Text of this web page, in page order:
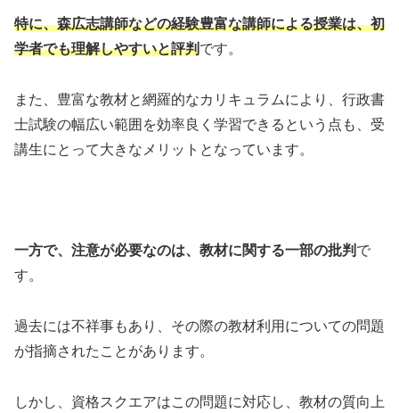
特に、森広志講師などの経験豊富な講師による授業は、初
学者でも理解しやすいと評判です。
また、豊富な教材と網羅的なカリキュラムにより、行政書
士試験の幅広い範囲を効率良く学習できるという点も、受
講生にとって大きなメリットとなっています。
一方で、注意が必要なのは、教材に関する一部の批判 で
す。
過去には不祥事もあり、その際の教材利用についての問題
が指摘されたことがあります。
しかし、資格スクエアはこの問題に対応し、教材の質向上